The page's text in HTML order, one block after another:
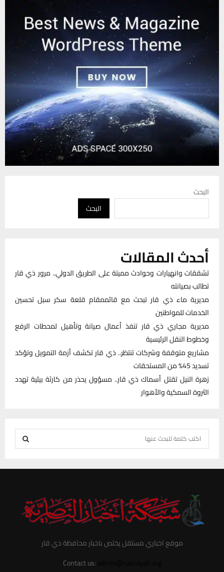
البحث
البحث
أحدث المقالات
تشققات وانهيارات وحوادث مميتة على الطريق الدولي.. مرور ذي قار
تطالب بصيانته
مديرية ماء ذي قار تبحث مع قائممقام قلعة سكر سبل تحسين
الخدمات للمواطنين
مديرية مجاري ذي قار تنفذ أعمال صيانة وتأهيل لمحطات الرفع
وخطوط النقل الرئيسية
مشاريع متوقفة وشركات تنتظر.. ذي قار تكشف أزمة التمويل وتؤكد
تسديد 45% من المستحقات
زهرة النيل تقتل أسماك ذي قار.. مسؤول يحذر من كارثة بيئية تهدد
الثروة السمكية والأهوار
e
r
A
R
موقع اخباري مستقل يختص باخبار محافظة ذي قار
Contact us: